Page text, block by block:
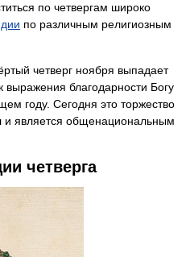
по четвергам широко
по различным религиозным
четверг ноября выпадает
выражения благодарности Богу
году. Сегодня это торжество
и является общенациональным
четверга